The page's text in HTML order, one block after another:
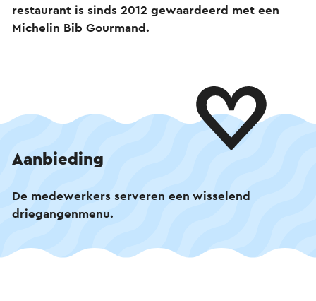
restaurant is sinds 2012 gewaardeerd met een
Michelin Bib Gourmand.
Aanbieding
De medewerkers serveren een wisselend
driegangenmenu.